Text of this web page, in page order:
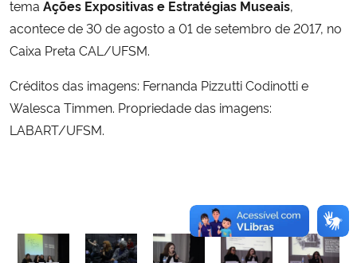
Gabinete de Segurança Institucional
Advocacia-Geral da União
tema Ações Expositivas e Estratégias Museais,
acontece de 30 de agosto a 01 de setembro de 2017, no
Caixa Preta CAL/UFSM.
Créditos das imagens: Fernanda Pizzutti Codinotti e
Walesca Timmen. Propriedade das imagens:
LABART/UFSM.